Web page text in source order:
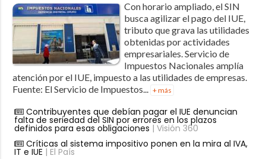
Con horario ampliado, el SIN
busca agilizar el pago del IUE,
tributo que grava las utilidades
obtenidas por actividades
empresariales. Servicio de
Impuestos Nacionales amplía
atención por el IUE, impuesto a las utilidades de empresas.
Fuente: El Servicio de Impuestos... + más
Contribuyentes que debían pagar el IUE denuncian
falta de seriedad del SIN por errores en los plazos
definidos para esas obligaciones | Visión 360
Críticas al sistema impositivo ponen en la mira al IVA,
IT e IUE | El País